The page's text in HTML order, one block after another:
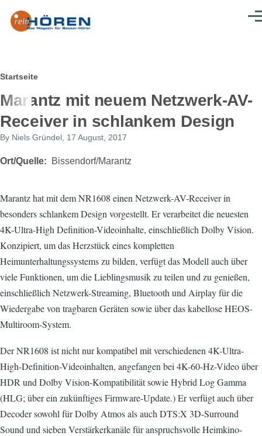
Pfadnavigation
Startseite
Marantz mit neuem Netzwerk-AV-
Receiver in schlankem Design
By Niels Gründel , 17 August, 2017
Ort/Quelle Bissendorf/Marantz
Marantz hat mit dem NR1608 einen Netzwerk-AV-Receiver in
besonders schlankem Design vorgestellt. Er verarbeitet die neuesten
4K-Ultra-High Definition-Videoinhalte, einschließlich Dolby Vision.
Konzipiert, um das Herzstück eines kompletten
Heimunterhaltungssystems zu bilden, verfügt das Modell auch über
viele Funktionen, um die Lieblingsmusik zu teilen und zu genießen,
einschließlich Netzwerk-Streaming, Bluetooth und Airplay für die
Wiedergabe von tragbaren Geräten sowie über das kabellose HEOS-
Multiroom-System.
Der NR1608 ist nicht nur kompatibel mit verschiedenen 4K-Ultra-
High-Definition-Videoinhalten, angefangen bei 4K-60-Hz-Video über
HDR und Dolby Vision-Kompatibilität sowie Hybrid Log Gamma
(HLG; über ein zukünftiges Firmware-Update.) Er verfügt auch über
Decoder sowohl für Dolby Atmos als auch DTS:X 3D-Surround
Sound und sieben Verstärkerkanäle für anspruchsvolle Heimkino-